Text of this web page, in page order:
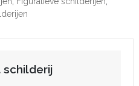
schilderij